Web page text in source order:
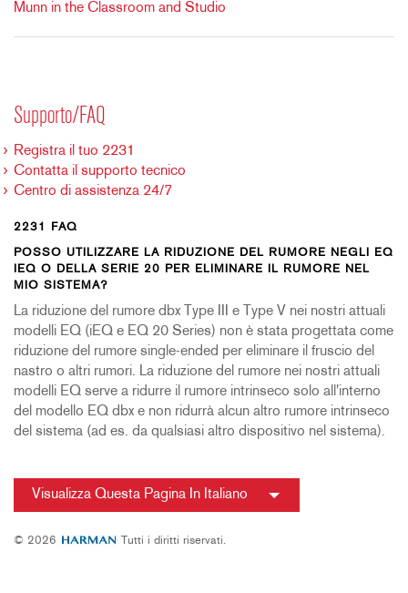
Munn in the Classroom and Studio
Supporto/FAQ
Registra il tuo 2231
Contatta il supporto tecnico
Centro di assistenza 24/7
2231 FAQ
POSSO UTILIZZARE LA RIDUZIONE DEL RUMORE NEGLI EQ
IEQ O DELLA SERIE 20 PER ELIMINARE IL RUMORE NEL
MIO SISTEMA?
La riduzione del rumore dbx Type III e Type V nei nostri attuali
modelli EQ (iEQ e EQ 20 Series) non è stata progettata come
riduzione del rumore single-ended per eliminare il fruscio del
nastro o altri rumori. La riduzione del rumore nei nostri attuali
modelli EQ serve a ridurre il rumore intrinseco solo all'interno
del modello EQ dbx e non ridurrà alcun altro rumore intrinseco
del sistema (ad es. da qualsiasi altro dispositivo nel sistema).
Visualizza Questa Pagina In Italiano
© 2026 Tutti i diritti riservati.